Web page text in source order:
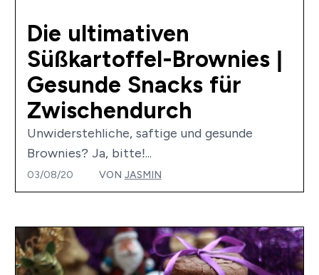
Die ultimativen
Süßkartoffel-Brownies |
Gesunde Snacks für
Zwischendurch
Unwiderstehliche, saftige und gesunde
Brownies? Ja, bitte!...
03/08/20 VON JASMIN